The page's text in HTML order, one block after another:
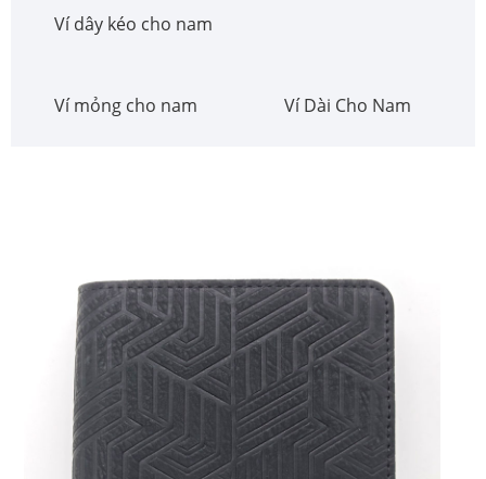
Ví dây kéo cho nam
Ví mỏng cho nam Ví Dài Cho Nam